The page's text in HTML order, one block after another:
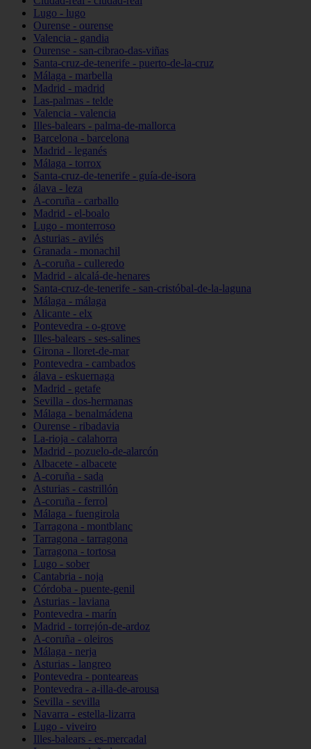
Lugo - lugo
Ourense - ourense
Valencia - gandia
Ourense - san-cibrao-das-viñas
Santa-cruz-de-tenerife - puerto-de-la-cruz
Málaga - marbella
Madrid - madrid
Las-palmas - telde
Valencia - valencia
Illes-balears - palma-de-mallorca
Barcelona - barcelona
Madrid - leganés
Málaga - torrox
Santa-cruz-de-tenerife - guía-de-isora
álava - leza
A-coruña - carballo
Madrid - el-boalo
Lugo - monterroso
Asturias - avilés
Granada - monachil
A-coruña - culleredo
Madrid - alcalá-de-henares
Santa-cruz-de-tenerife - san-cristóbal-de-la-laguna
Málaga - málaga
Alicante - elx
Pontevedra - o-grove
Illes-balears - ses-salines
Girona - lloret-de-mar
Pontevedra - cambados
álava - eskuernaga
Madrid - getafe
Sevilla - dos-hermanas
Málaga - benalmádena
Ourense - ribadavia
La-rioja - calahorra
Madrid - pozuelo-de-alarcón
Albacete - albacete
A-coruña - sada
Asturias - castrillón
A-coruña - ferrol
Málaga - fuengirola
Tarragona - montblanc
Tarragona - tarragona
Tarragona - tortosa
Lugo - sober
Cantabria - noja
Córdoba - puente-genil
Asturias - laviana
Pontevedra - marín
Madrid - torrejón-de-ardoz
A-coruña - oleiros
Málaga - nerja
Asturias - langreo
Pontevedra - ponteareas
Pontevedra - a-illa-de-arousa
Sevilla - sevilla
Navarra - estella-lizarra
Lugo - viveiro
Illes-balears - es-mercadal